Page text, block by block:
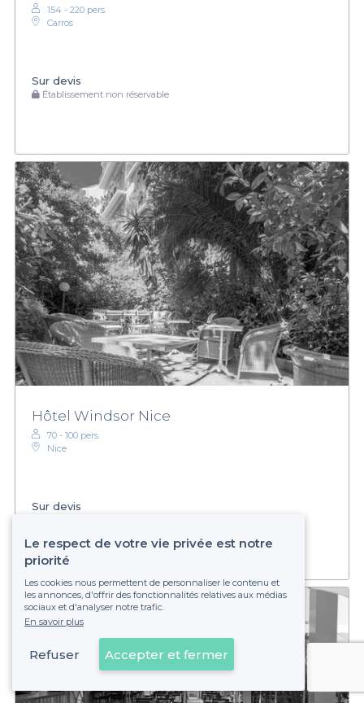
154 - 220 pers.
Carros
Sur devis
Établissement non réservable
Hôtel Windsor Nice
70 - 100 pers.
Nice
Sur devis
Voir sur la carte
Le respect de votre vie privée est notre
priorité
Les cookies nous permettent de personnaliser le contenu et
les annonces, d'offrir des fonctionnalités relatives aux médias
sociaux et d'analyser notre trafic.
En savoir plus
Refuser Accepter et fermer